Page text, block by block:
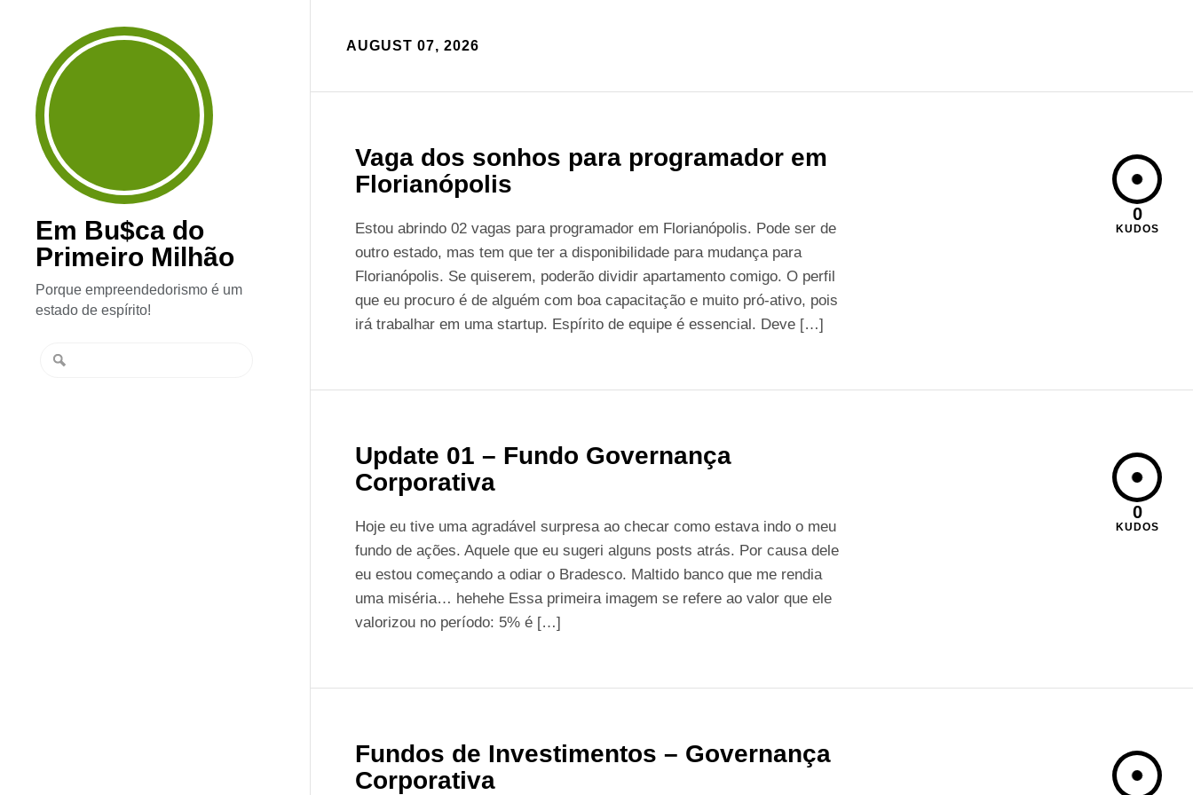
Em Bu$ca do
Primeiro Milhão
Porque empreendedorismo é um
estado de espírito!
AUGUST 07, 2026
Vaga dos sonhos para programador em
Florianópolis
Estou abrindo 02 vagas para programador em Florianópolis. Pode ser de
outro estado, mas tem que ter a disponibilidade para mudança para
Florianópolis. Se quiserem, poderão dividir apartamento comigo. O perfil
que eu procuro é de alguém com boa capacitação e muito pró-ativo, pois
irá trabalhar em uma startup. Espírito de equipe é essencial. Deve […]
0
KUDOS
Update 01 – Fundo Governança
Corporativa
Hoje eu tive uma agradável surpresa ao checar como estava indo o meu
fundo de ações. Aquele que eu sugeri alguns posts atrás. Por causa dele
eu estou começando a odiar o Bradesco. Maltido banco que me rendia
uma miséria… hehehe Essa primeira imagem se refere ao valor que ele
valorizou no período: 5% é […]
0
KUDOS
Fundos de Investimentos – Governança
Corporativa